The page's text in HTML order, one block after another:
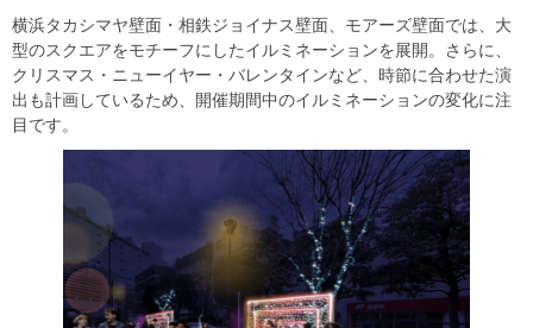
横浜タカシマヤ壁面・相鉄ジョイナス壁面、モアーズ壁面では、大
型のスクエアをモチーフにしたイルミネーションを展開。さらに、
クリスマス・ニューイヤー・バレンタインなど、時節に合わせた演
出も計画しているため、開催期間中のイルミネーションの変化に注
目です。